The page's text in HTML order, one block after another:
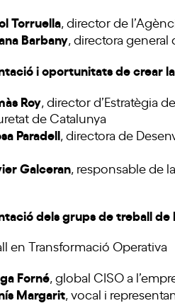
Torruella , director de
Barbany , directora
i oportunitats de crear
Roy , director d’Estratègia
de Catalunya
Paradell , directora de
Galceran , responsable de
dels grups de treball
en Transformació Operativa
Forné , global CISO a
Margarit , vocal i